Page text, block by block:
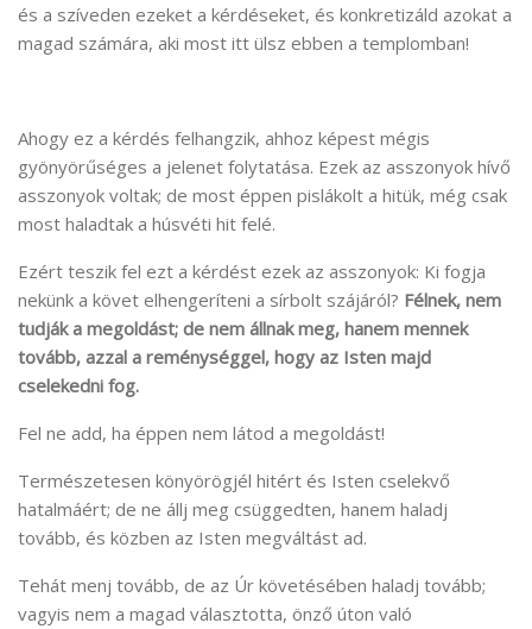
és a szíveden ezeket a kérdéseket, és konkretizáld azokat a
magad számára, aki most itt ülsz ebben a templomban!
Ahogy ez a kérdés felhangzik, ahhoz képest mégis
gyönyörűséges a jelenet folytatása. Ezek az asszonyok hívő
asszonyok voltak; de most éppen pislákolt a hitük, még csak
most haladtak a húsvéti hit felé.
Ezért teszik fel ezt a kérdést ezek az asszonyok: Ki fogja
nekünk a követ elhengeríteni a sírbolt szájáról? Félnek, nem
tudják a megoldást; de nem állnak meg, hanem mennek
tovább, azzal a reménységgel, hogy az Isten majd
cselekedni fog.
Fel ne add, ha éppen nem látod a megoldást!
Természetesen könyörögjél hitért és Isten cselekvő
hatalmáért; de ne állj meg csüggedten, hanem haladj
tovább, és közben az Isten megváltást ad.
Tehát menj tovább, de az Úr követésében haladj tovább;
vagyis nem a magad választotta, önző úton való